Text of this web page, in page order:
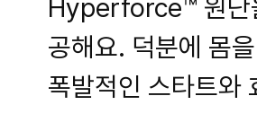
Hyperforce™ 원단
공해요. 덕분에 몸
폭발적인 스타트와